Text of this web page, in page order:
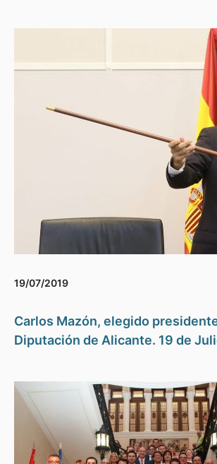
19/07/2019
Carlos Mazón, elegido
Diputación de Alicante. 19 de